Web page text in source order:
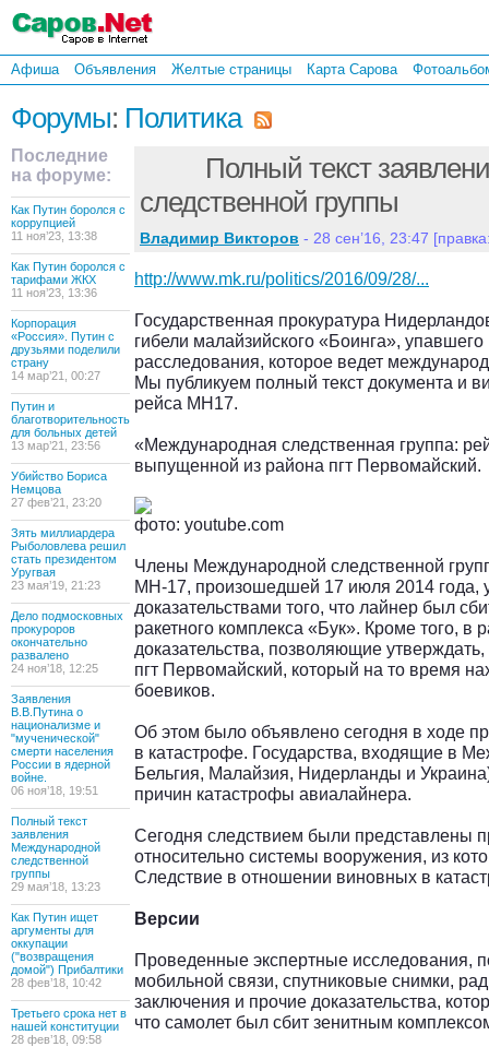
Афиша Объявления Желтые страницы Карта Сарова
Форумы: Политика
Последние
на форуме:
Как Путин боролся с
коррупцией
11 ноя’23, 13:38
Как Путин боролся с
тарифами ЖКХ
11 ноя’23, 13:36
Корпорация
«Россия». Путин с
друзьями поделили
страну
14 мар’21, 00:27
Путин и
благотворительность
для больных детей
13 мар’21, 23:56
Убийство Бориса
Немцова
27 фев’21, 23:20
Зять миллиардера
Рыболовлева решил
стать президентом
Уругвая
23 мая’19, 21:23
Дело подмосковных
прокуроров
окончательно
развалено
24 ноя’18, 12:25
Заявления
В.В.Путина о
национализме и
"мученической"
смерти населения
России в ядерной
войне.
06 ноя’18, 19:51
Полный текст
заявления
Международной
следственной
группы
29 мая’18, 13:23
Как Путин ищет
аргументы для
оккупации
("возвращения
домой") Прибалтики
28 фев’18, 10:42
Третьего срока нет в
нашей конституции
28 фев’18, 09:58
Полный текст
следственной группы
Владимир Викторов - 28 сен’16, 23:47
http://www.mk.ru/politics/2016/09/28/...
Государственная прокуратура
гибели малайзийского «Боинга»,
расследования, которое ведет
Мы публикуем полный текст документа и
рейса MH17.
«Международная следственная группа:
выпущенной из района пгт Первомайский.
фото: youtube.com
Члены Международной следственной
МН-17, произошедшей 17 июля 2014 года,
доказательствами того, что лайнер был
ракетного комплекса «Бук». Кроме того,
доказательства, позволяющие
пгт Первомайский, который на то время
боевиков.
Об этом было объявлено сегодня в ходе
в катастрофе. Государства, входящие в
Бельгия, Малайзия, Нидерланды и
причин катастрофы авиалайнера.
Сегодня следствием были представлены
относительно системы вооружения, из
Следствие в отношении виновных в
Версии
Проведенные экспертные исследования,
мобильной связи, спутниковые снимки,
заключения и прочие доказательства,
что самолет был сбит зенитным